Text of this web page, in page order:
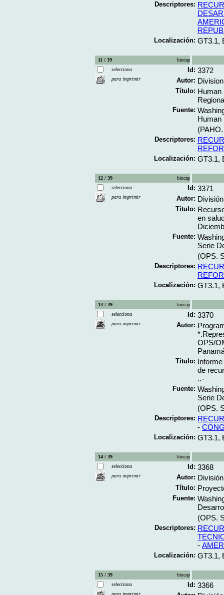
Descriptores:
Localización: GT3.1,
11 / 39
bincap
selecciona
para imprimir
Id: 3372
Autor:
Título: Human
Fuente:
Human
Descriptores:
Localización: GT3.1,
12 / 39
bincap
selecciona
para imprimir
Id: 3371
Autor:
Título:
en
Fuente:
Serie
(OPS.
Descriptores:
Localización: GT3.1,
13 / 39
bincap
selecciona
para imprimir
Id: 3370
Autor:
OPS/
Título:
de
..-
Fuente:
Serie
(OPS.
Descriptores:
-
Localización: GT3.1,
14 / 39
bincap
selecciona
para imprimir
Id: 3368
Autor:
Título:
Fuente:
(OPS.
Descriptores:
-
Localización: GT3.1,
15 / 39
bincap
selecciona
para imprimir
Id: 3366